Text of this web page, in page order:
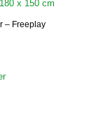
– Freeplay